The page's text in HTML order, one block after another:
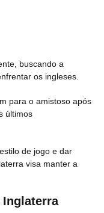
buscando a
os ingleses​​.
para o amistoso após
últimos
de jogo e dar
visa manter a